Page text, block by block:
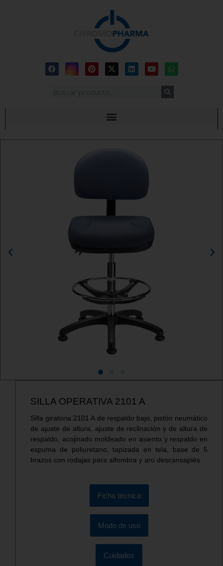
SILLA OPERATIVA 2101 A
Silla giratoria 2101 A de respaldo bajo, pistón neumático
de ajuste de altura, ajuste de reclinación y de altura de
respaldo, acojinado moldeado en asiento y respaldo en
espuma de poliuretano, tapizada en tela, base de 5
brazos con rodajas para alfombra y aro descansapiés.
Ficha técnica
Modo de uso
Cuidados